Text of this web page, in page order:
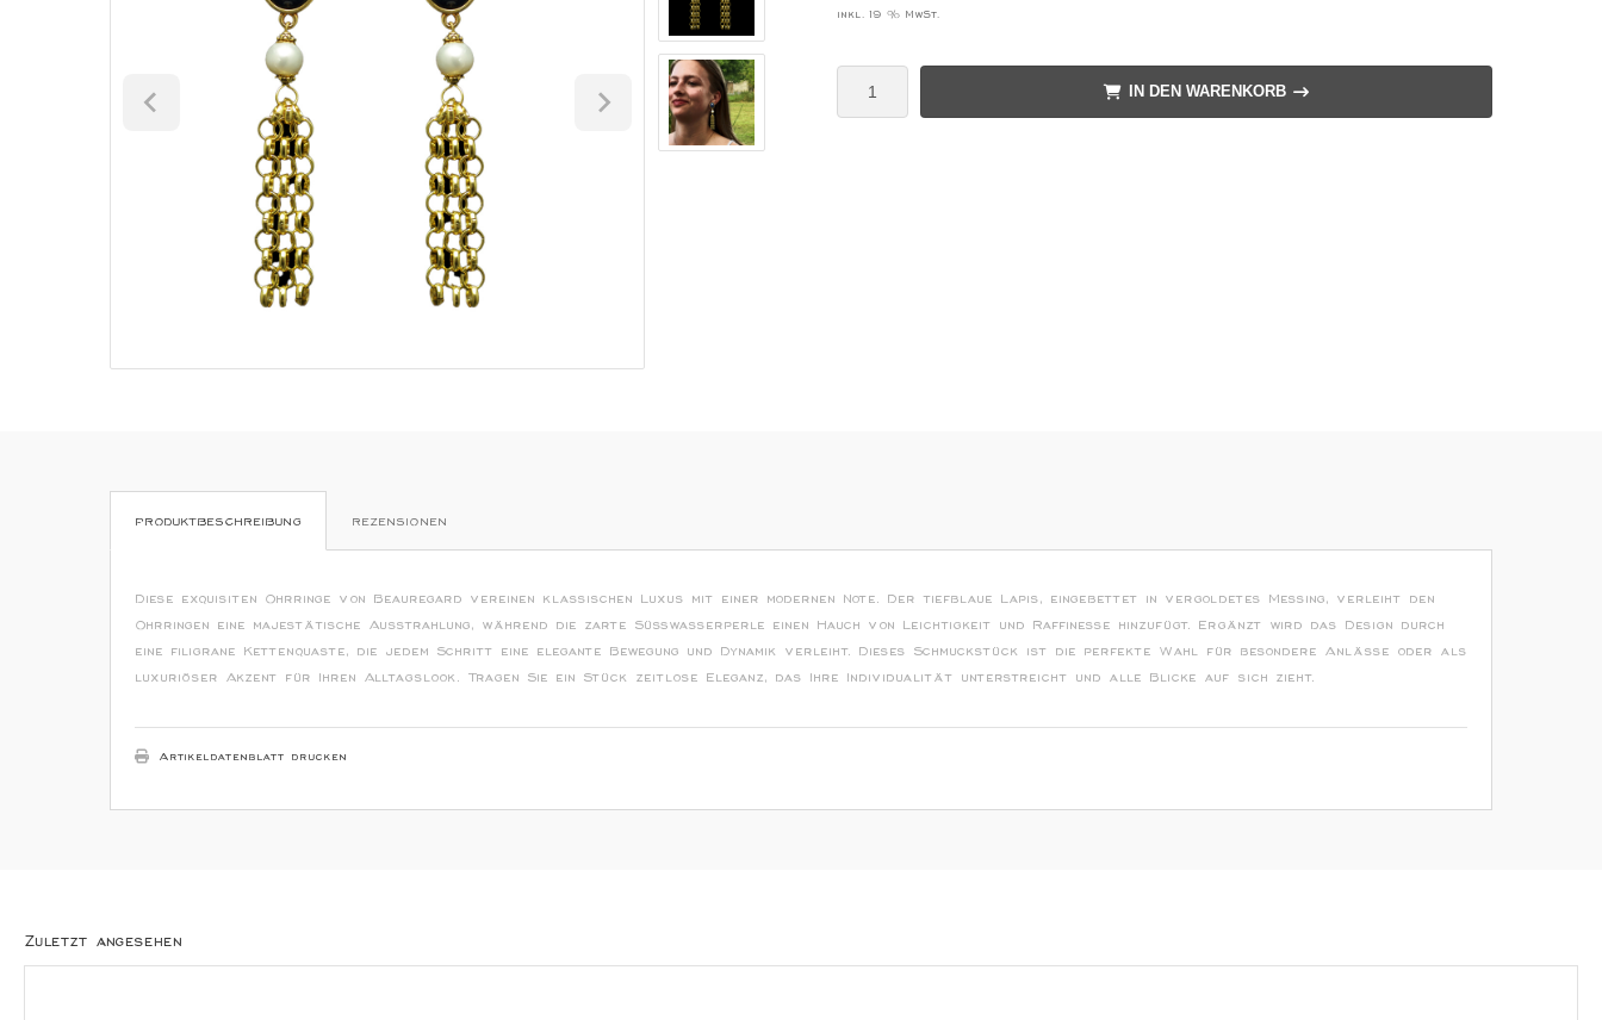
inkl. 19 % MwSt.
IN DEN WARENKORB
PRODUKTBESCHREIBUNG REZENSIONEN
Diese exquisiten Ohrringe von Beauregard vereinen klassischen Luxus mit einer modernen Note. Der tiefblaue Lapis, eingebettet in vergoldetes Messing, verleiht den
Ohrringen eine majestätische Ausstrahlung, während die zarte Süßwasserperle einen Hauch von Leichtigkeit und Raffinesse hinzufügt. Ergänzt wird das Design durch
eine filigrane Kettenquaste, die jedem Schritt eine elegante Bewegung und Dynamik verleiht. Dieses Schmuckstück ist die perfekte Wahl für besondere Anlässe oder als
luxuriöser Akzent für Ihren Alltagslook. Tragen Sie ein Stück zeitlose Eleganz, das Ihre Individualität unterstreicht und alle Blicke auf sich zieht.
Artikeldatenblatt drucken
Zuletzt angesehen